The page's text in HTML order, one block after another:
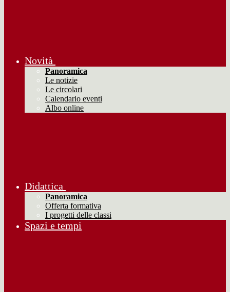
Novità
Panoramica
Le notizie
Le circolari
Calendario eventi
Albo online
Didattica
Panoramica
Offerta formativa
I progetti delle classi
Spazi e tempi